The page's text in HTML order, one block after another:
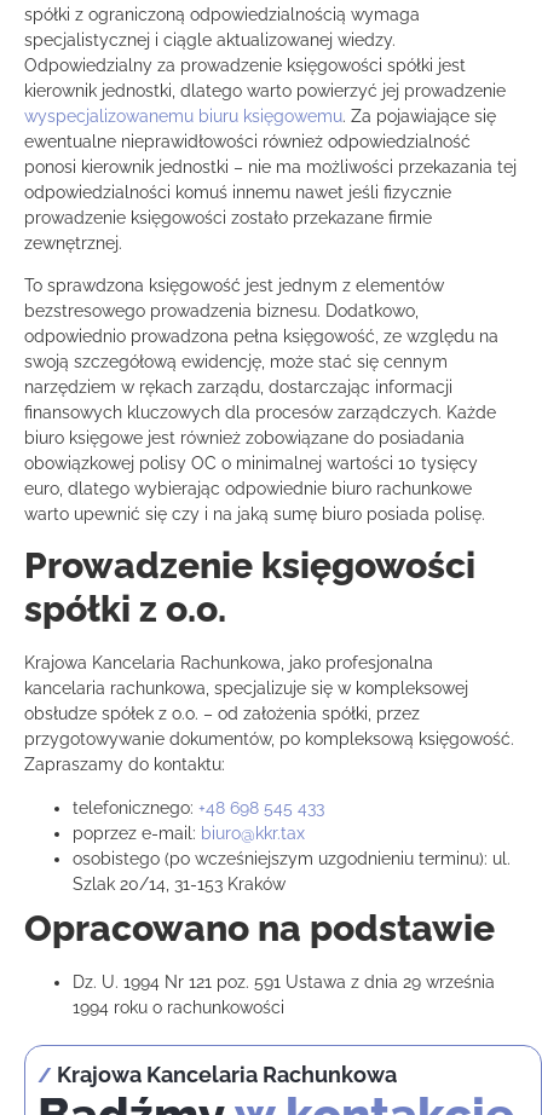
spółki z ograniczoną odpowiedzialnością wymaga
specjalistycznej i ciągle aktualizowanej wiedzy.
Odpowiedzialny za prowadzenie księgowości spółki jest
kierownik jednostki, dlatego warto powierzyć jej prowadzenie
wyspecjalizowanemu biuru księgowemu. Za pojawiające się
ewentualne nieprawidłowości również odpowiedzialność
ponosi kierownik jednostki – nie ma możliwości przekazania tej
odpowiedzialności komuś innemu nawet jeśli fizycznie
prowadzenie księgowości zostało przekazane firmie
zewnętrznej.
To sprawdzona księgowość jest jednym z elementów
bezstresowego prowadzenia biznesu. Dodatkowo,
odpowiednio prowadzona pełna księgowość, ze względu na
swoją szczegółową ewidencję, może stać się cennym
narzędziem w rękach zarządu, dostarczając informacji
finansowych kluczowych dla procesów zarządczych. Każde
biuro księgowe jest również zobowiązane do posiadania
obowiązkowej polisy OC o minimalnej wartości 10 tysięcy
euro, dlatego wybierając odpowiednie biuro rachunkowe
warto upewnić się czy i na jaką sumę biuro posiada polisę.
Prowadzenie księgowości
spółki z o.o.
Krajowa Kancelaria Rachunkowa, jako profesjonalna
kancelaria rachunkowa, specjalizuje się w kompleksowej
obsłudze spółek z o.o. – od założenia spółki, przez
przygotowywanie dokumentów, po kompleksową księgowość.
Zapraszamy do kontaktu:
telefonicznego: +48 698 545 433
poprzez e-mail: biuro@kkr.tax
osobistego (po wcześniejszym uzgodnieniu terminu): ul.
Szlak 20/14, 31-153 Kraków
Opracowano na podstawie
Dz. U. 1994 Nr 121 poz. 591 Ustawa z dnia 29 września
1994 roku o rachunkowości
/ Krajowa Kancelaria Rachunkowa